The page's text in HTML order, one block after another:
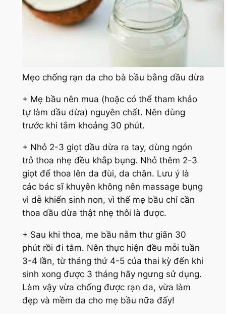
Mẹo chống rạn da cho bà bầu bằng dầu dừa
+ Mẹ bầu nên mua (hoặc có thể tham khảo
tự làm dầu dừa) nguyên chất. Nên dùng
trước khi tắm khoảng 30 phút.
+ Nhỏ 2-3 giọt dầu dừa ra tay, dùng ngón
trỏ thoa nhẹ đều khắp bụng. Nhỏ thêm 2-3
giọt để thoa lên da đùi, da chân. Lưu ý là
các bác sĩ khuyên không nên massage bụng
vì dễ khiến sinh non, vì thế mẹ bầu chỉ cần
thoa dầu dừa thật nhẹ thôi là được.
+ Sau khi thoa, me bầu nằm thư giãn 30
phút rồi đi tắm. Nên thực hiện đều mỗi tuần
3-4 lần, từ tháng thứ 4-5 của thai kỳ đến khi
sinh xong được 3 tháng hãy ngưng sử dụng.
Làm vậy vừa chống được rạn da, vừa làm
đẹp và mềm da cho mẹ bầu nữa đấy!